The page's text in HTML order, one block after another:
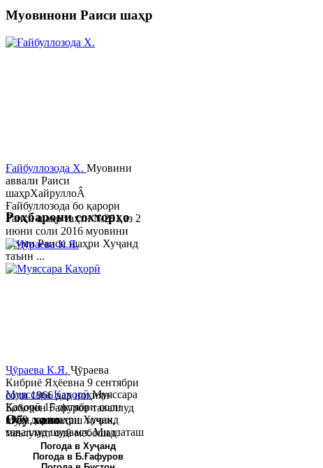
Муовинони Раиси шаҳр
Ғайбуллозода Х. Муовини
аввали Раиси
шаҳрХайруллоÂ
Ғайбуллозода бо қарори
Раиси шаҳр таҳти №281 аз 2
июни соли 2016 муовини
якуми Раиси шаҳри Хуҷанд
таъин ...
Муяссара ҚаҳорӣМуяссара
Қаҳорӣ 15 октябри соли
1979 дар шаҳри Хуҷанд
таваллуд шудааст. Миллаташ
тоҷик. Маълумот олӣ. Соли
2002 Донишгоҳи давлатии
Роҳбарони сохторҳо
Ҷӯраева К.Я. Ҷӯраева
Кибриё Яҳёевна 9 сентябри
соли 1966 дар ноҳияи
Бобоҷон Ғафуров таваллуд
шуда, миллаташ тоҷик,
маълумот олӣ мебошад.
Соли 1997 Донишг...
Обу хаво
Погода в Хуҷанд
Погода в Б.Ғафуров